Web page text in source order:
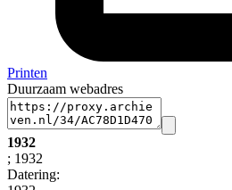
Printen
Duurzaam webadres
1932
; 1932
Datering: